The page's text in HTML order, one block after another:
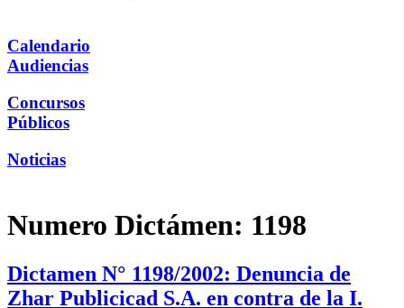
Calendario
Audiencias
Concursos
Públicos
Noticias
Numero Dictámen: 1198
Dictamen N° 1198/2002: Denuncia de
Zhar Publicicad S.A. en contra de la I.